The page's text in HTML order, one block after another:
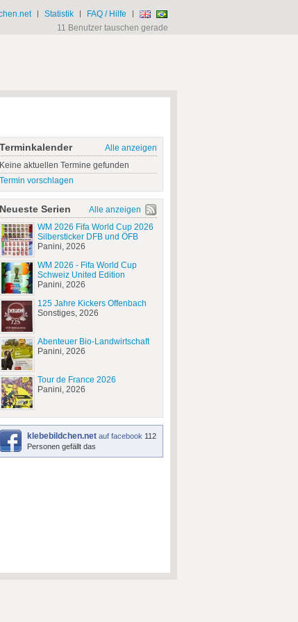
| Statistik | FAQ / Hilfe |
11 Benutzer tauschen gerade
Terminkalender
Alle anzeigen
Keine aktuellen Termine gefunden
Termin vorschlagen
Neueste Serien
Alle anzeigen
WM 2026 Fifa World Cup 2026
Silbersticker DFB und ÖFB
Panini, 2026
WM 2026 - Fifa World Cup
Schweiz United Edition
Panini, 2026
125 Jahre Kickers Offenbach
Sonstiges, 2026
Abenteuer Bio-Landwirtschaft
Panini, 2026
Tour de France 2026
Panini, 2026
klebebildchen.netauf facebook 112
Personen gefällt das